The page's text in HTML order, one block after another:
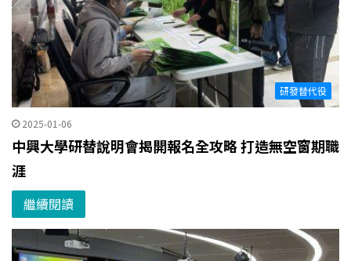
研發替代役
2025-01-06
中興大學研替說明會揭開報名全攻略 打造無空窗期職
涯
繼續閱讀